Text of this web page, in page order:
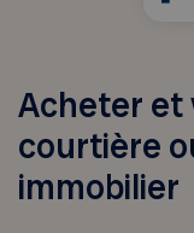
Acheter et
courtière
immobilier